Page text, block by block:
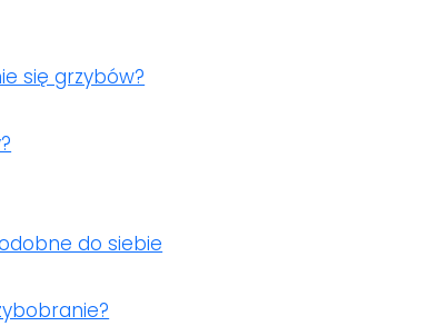
się grzybów?
do siebie